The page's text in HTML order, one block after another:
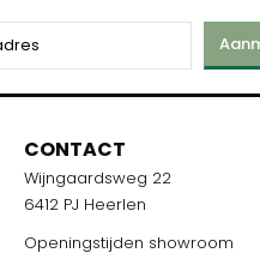
ONS TEAM
STAAT VOOR U KLAAR!
CONTACT
Wijngaardsweg 22
6412 PJ Heerlen
Openingstijden showroom